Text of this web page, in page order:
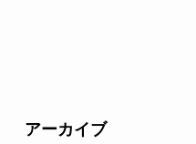
アーカイブ